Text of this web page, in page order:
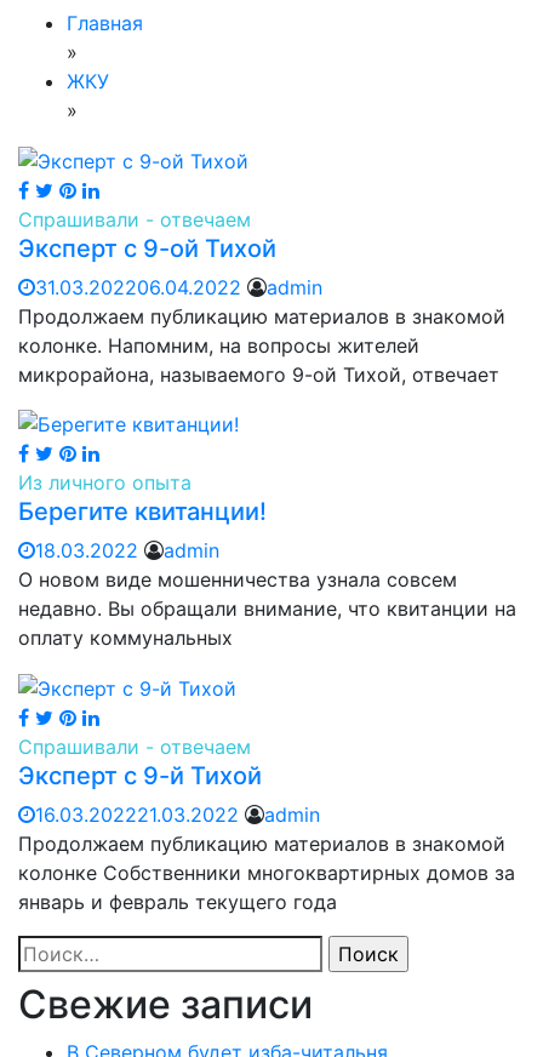
Главная
»
ЖКУ
»
Спрашивали - отвечаем
Эксперт с 9-ой Тихой
31.03.202206.04.2022
admin
Продолжаем публикацию материалов в знакомой
колонке. Напомним, на вопросы жителей
микрорайона, называемого 9-ой Тихой, отвечает
Из личного опыта
Берегите квитанции!
18.03.2022
admin
О новом виде мошенничества узнала совсем
недавно. Вы обращали внимание, что квитанции на
оплату коммунальных
Спрашивали - отвечаем
Эксперт с 9-й Тихой
16.03.202221.03.2022
admin
Продолжаем публикацию материалов в знакомой
колонке Собственники многоквартирных домов за
январь и февраль текущего года
Найти:
Свежие записи
В Северном будет изба-читальня